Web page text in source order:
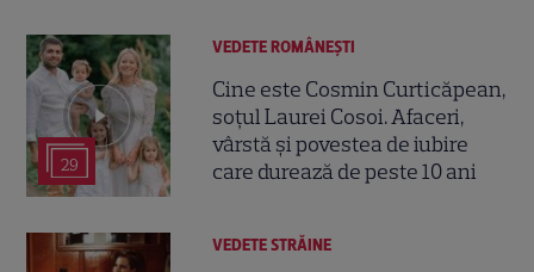
29
VEDETE ROMÂNEŞTI
Cine este Cosmin Curticăpean,
soțul Laurei Cosoi. Afaceri,
vârstă și povestea de iubire
care durează de peste 10 ani
VEDETE STRĂINE